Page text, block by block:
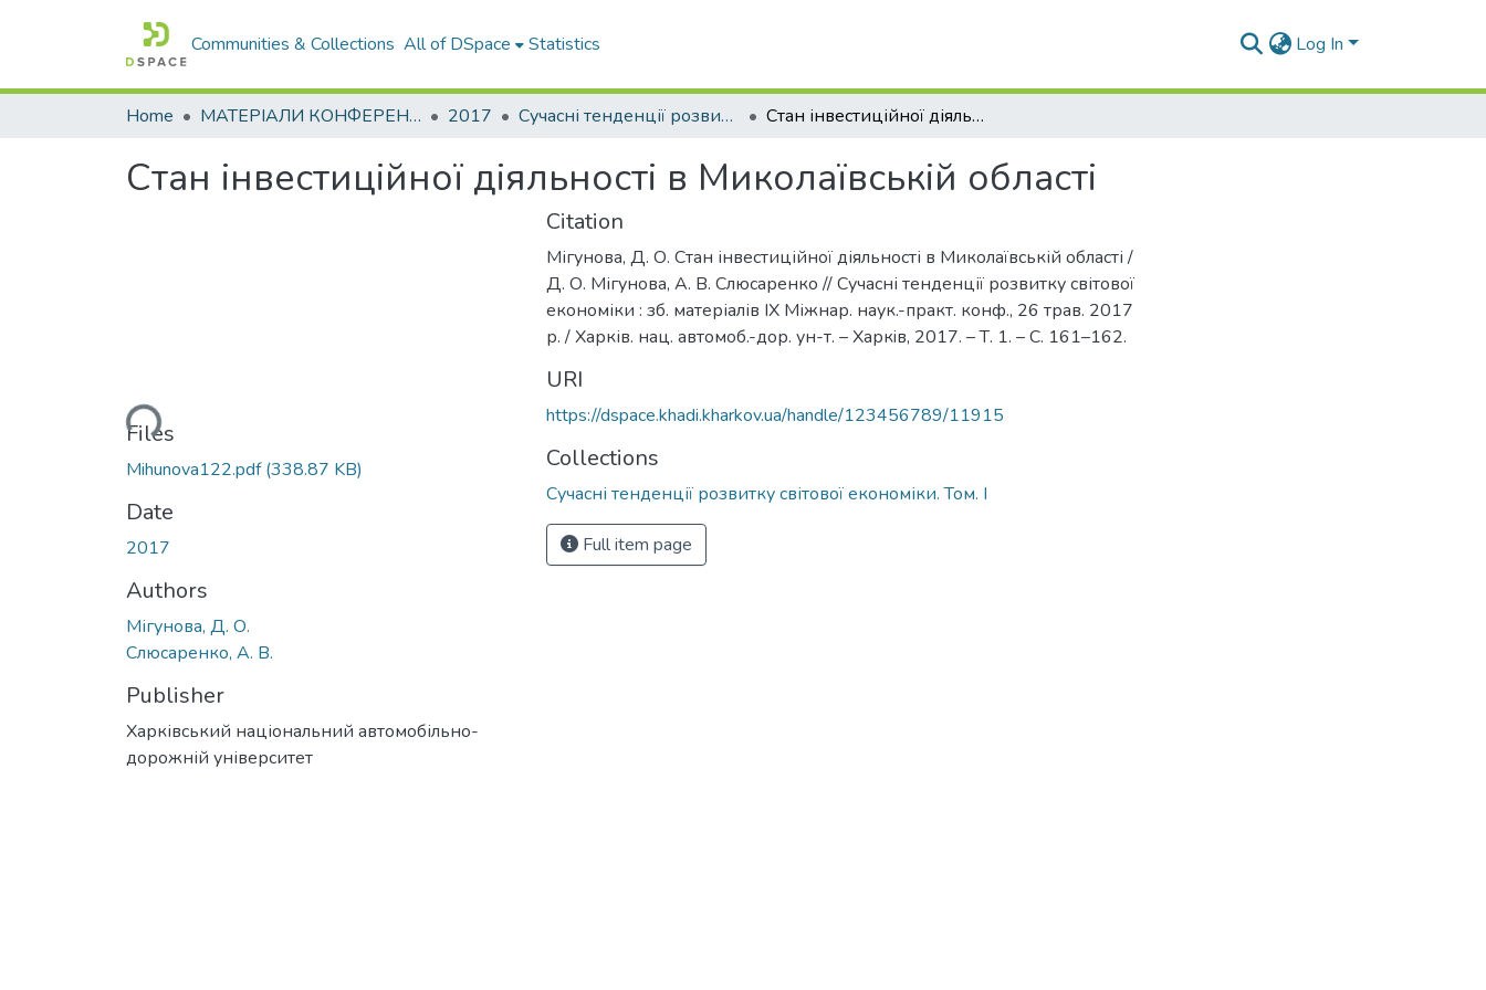
Communities & Collections All of DSpace Statistics Log In
Home МАТЕРІАЛИ КОНФЕРЕНЦІЙ 2017 Сучасні тенденції розвитку світової економіки. Том. І Стан інвестиційної діяльності в Миколаївській області
Стан інвестиційної діяльності в Миколаївській області
Loading...
Files
Mihunova122.pdf(338.87 KB)
Date
2017
Authors
Мігунова, Д. О.
Слюсаренко, А. В.
Publisher
Харківський національний автомобільно-
дорожній університет
Citation
Мігунова, Д. О. Стан інвестиційної діяльності в Миколаївській області /
Д. О. Мігунова, А. В. Слюсаренко // Сучасні тенденції розвитку світової
економіки : зб. матеріалів ІХ Міжнар. наук.-практ. конф., 26 трав. 2017
р. / Харків. нац. автомоб.-дор. ун-т. – Харкiв, 2017. – Т. 1. – С. 161–162.
URI
https://dspace.khadi.kharkov.ua/handle/123456789/11915
Collections
Сучасні тенденції розвитку світової економіки. Том. І
Full item page